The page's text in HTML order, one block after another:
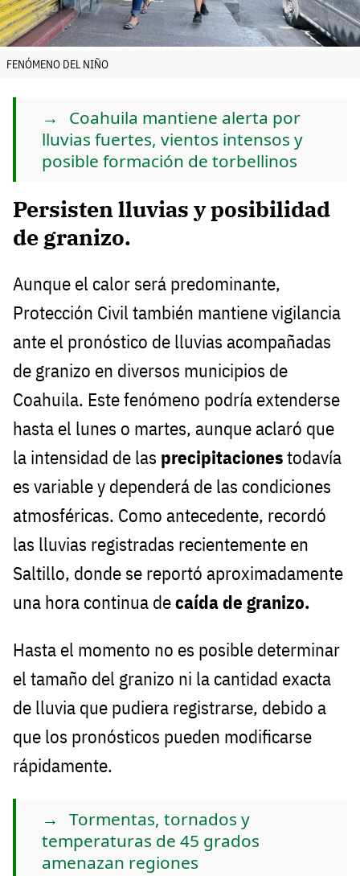
FENÓMENO DEL NIÑO
Coahuila mantiene alerta por
lluvias fuertes, vientos intensos y
posible formación de torbellinos
Persisten lluvias y posibilidad
de granizo.
Aunque el calor será predominante,
Protección Civil también mantiene vigilancia
ante el pronóstico de lluvias acompañadas
de granizo en diversos municipios de
Coahuila. Este fenómeno podría extenderse
hasta el lunes o martes, aunque aclaró que
la intensidad de las precipitacionestodavía
es variable y dependerá de las condiciones
atmosféricas. Como antecedente, recordó
las lluvias registradas recientemente en
Saltillo, donde se reportó aproximadamente
una hora continua decaída de granizo.
Hasta el momento no es posible determinar
el tamaño del granizo ni la cantidad exacta
de lluvia que pudiera registrarse, debido a
que los pronósticos pueden modificarse
rápidamente.
Tormentas, tornados y
temperaturas de 45 grados
amenazan regiones